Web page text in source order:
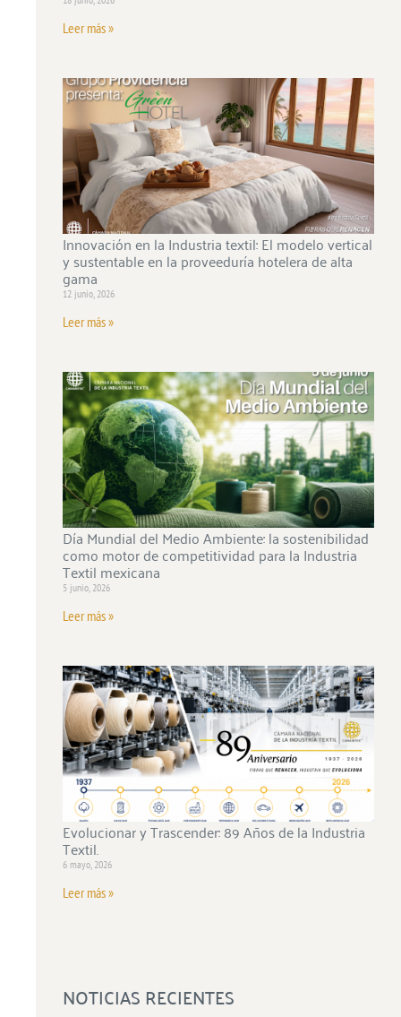
Leer más »
Innovación en la Industria textil: El modelo vertical
y sustentable en la proveeduría hotelera de alta
gama
12 junio, 2026
Leer más »
Día Mundial del Medio Ambiente: la sostenibilidad
como motor de competitividad para la Industria
Textil mexicana
5 junio, 2026
Leer más »
Evolucionar y Trascender: 89 Años de la Industria
Textil.
6 mayo, 2026
Leer más »
NOTICIAS RECIENTES